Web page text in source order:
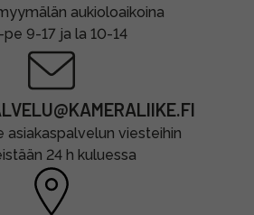
aukioloaikoina
9-17 ja la 10-14
asiakaspalvelun viesteihin
24 h kuluessa